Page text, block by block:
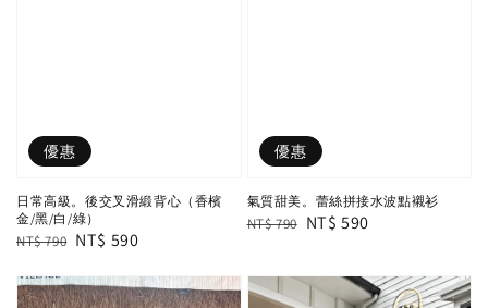
優惠
日常高級。後交叉滑緞背心（香檳
金/黑/白/綠）
Regular
NT$ 790 Sale
NT$ 590
優惠
氣質甜美。蕾絲拼接水波點襯衫
Regular
NT$ 790 Sale
NT$ 590